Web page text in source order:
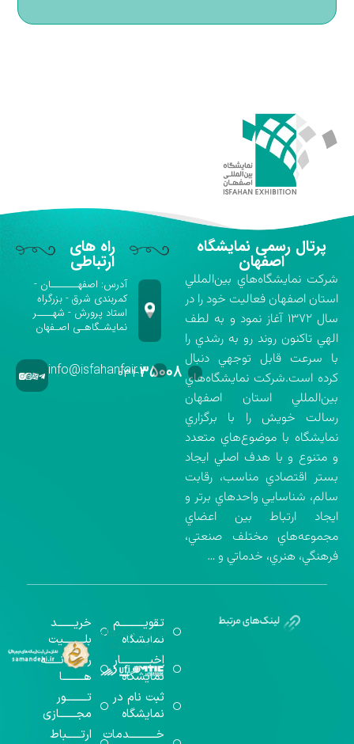
پرتال رسمی نمایشگاه
اصفهان
شركت نمايشگاه‌هاي بين‌المللي
استان اصفهان فعاليت خود را در
سال ۱۳۷۲ آغاز نمود و به لطف
الهي تاكنون روند رو به رشدي را
با سرعت قابل توجهي دنبال
كرده است.شركت نمايشگاه‌هاي
بين‌المللي استان اصفهان
رسالت خويش را با برگزاري
نمايشگاه با موضوع‌هاي متعدد
و متنوع و با هدف اصلي ايجاد
بستر اقتصادي مناسب، رقابت
سالم، شناسايي واحدهاي برتر و
ايجاد ارتباط بين اعضاي
مجموعه‌هاي مختلف صنعتي،
فرهنگي، هنري، خدماتي و …
راه های
ارتباطی
آدرس: اصفهـــــــان -
کمربندی شرق - بزرگراه
استاد پرورش - شهــــر
نمایشـگاهـی اصـفهان
۰۳۱-۳۵۰۰۸info@isfahanfair.ir
تقویــــــــــم
نمایشگاه
اخبــــــــــــار
نمایشگاه
ثبت نام در
نمایشگاه
خـــــــــــدمات
خریـــــــد
بلـــــــــیت
رســـــانــــــه
هـــــــــا
تـــــــــور
مجـــــــازی
ارتــــــباط
گواهینامه‌های
اخذ شده